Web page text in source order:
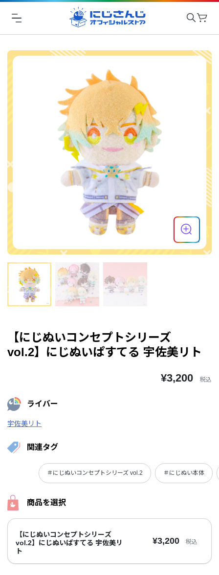
【にじぬいコンセプトシリーズ
vol.2】にじぬいぱすてる 宇佐美リト
¥3,200 税込
ライバー
宇佐美リト
関連タグ
＃にじぬいコンセプトシリーズ vol.2 ＃にじぬい本体
商品を選択
【にじぬいコンセプトシリーズ
vol.2】にじぬいぱすてる 宇佐美リ
ト
¥3,200 税込